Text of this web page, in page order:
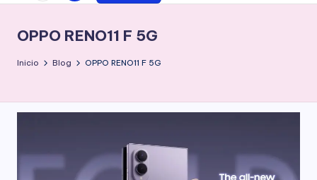
OPPO RENO11 F 5G
Inicio Blog OPPO RENO11 F 5G